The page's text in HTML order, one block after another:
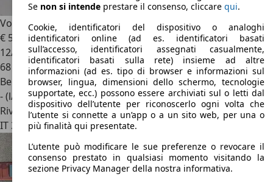
Volkswagen Golf R2.0 tsi r 4motion 333cv dsg AKRAPOVIC
€ 53.9001
12/2024
68 km
Benzina
- (l/100 km)
Rivenditore
IT 35127Padova
Se non si intende prestare il consenso, cliccare qui.
Cookie, identificatori del dispositivo o analoghi
identificatori online (ad es. identificatori basati
sull’accesso, identificatori assegnati casualmente,
identificatori basati sulla rete) insieme ad altre
informazioni (ad es. tipo di browser e informazioni sul
browser, lingua, dimensioni dello schermo, tecnologie
supportate, ecc.) possono essere archiviati sul o letti dal
dispositivo dell’utente per riconoscerlo ogni volta che
l’utente si connette a un’app o a un sito web, per una o
più finalità qui presentate.
L’utente può modificare le sue preferenze o revocare il
consenso prestato in qualsiasi momento visitando la
sezione Privacy Manager della nostra informativa.